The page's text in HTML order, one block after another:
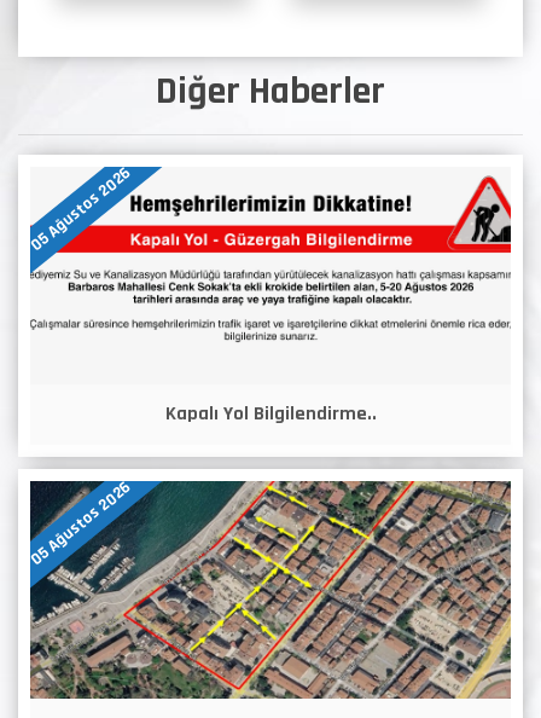
Diğer Haberler
05 Ağustos 2026
Kapalı Yol Bilgilendirme..
05 Ağustos 2026